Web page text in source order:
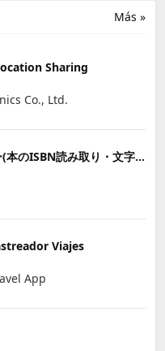
Más »
Sharing
Co., Ltd.
ISBNマネージャー(本のISBN読み取り・文字認識)
Viajes
App